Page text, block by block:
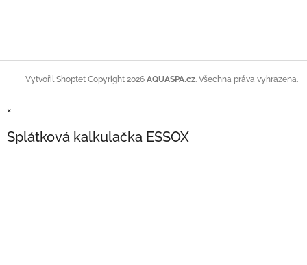
Vytvořil Shoptet Copyright 2026 AQUASPA.cz. Všechna práva vyhrazena.
×
Splátková kalkulačka ESSOX